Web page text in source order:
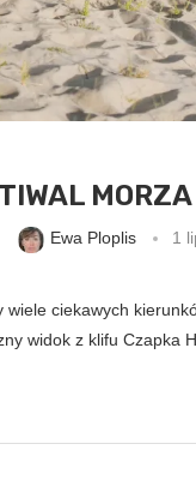
Ewa Ploplis 1
wiele ciekawych
widok z klifu Czapka